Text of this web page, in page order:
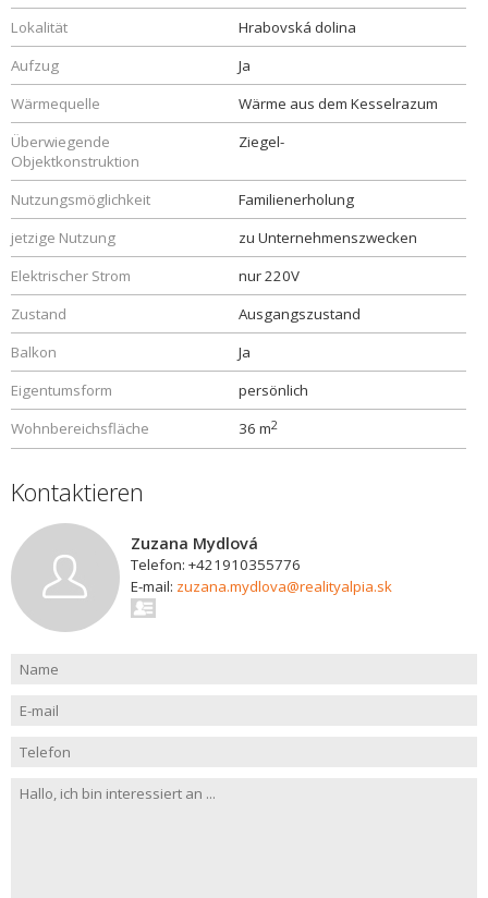
Lokalität
Hrabovská dolina
Aufzug
Ja
Wärmequelle
Wärme aus dem Kesselrazum
Überwiegende
Objektkonstruktion
Ziegel-
Nutzungsmöglichkeit
Familienerholung
jetzige Nutzung
zu Unternehmenszwecken
Elektrischer Strom
nur 220V
Zustand
Ausgangszustand
Balkon
Ja
Eigentumsform
persönlich
Wohnbereichsfläche
36 m2
Kontaktieren
Zuzana Mydlová
Telefon: +421910355776
E-mail: zuzana.mydlova@realityalpia.sk